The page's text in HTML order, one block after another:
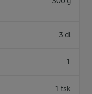
3 dl
1
1 tsk